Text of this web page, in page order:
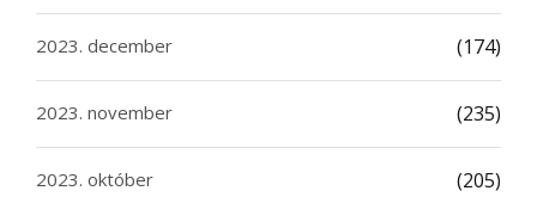
2023. december (174)
2023. november (235)
2023. október (205)